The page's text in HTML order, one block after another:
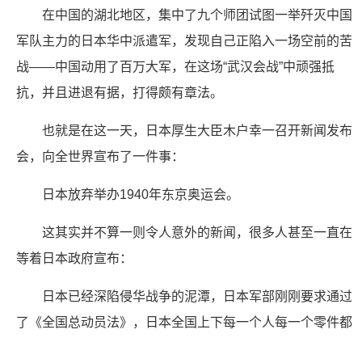
在中国的湖北地区，集中了九个师团试图一举歼灭中国
军队主力的日本华中派遣军，发现自己正陷入一场空前的苦
战——中国动用了百万大军，在这场“武汉会战”中顽强抵
抗，并且进退有据，打得颇有章法。
也就是在这一天，日本厚生大臣木户幸一召开新闻发布
会，向全世界宣布了一件事：
日本放弃举办1940年东京奥运会。
这其实并不算一则令人意外的新闻，很多人甚至一直在
等着日本政府宣布：
日本已经深陷侵华战争的泥潭，日本军部刚刚要求通过
了《全国总动员法》，日本全国上下每一个人每一个零件都